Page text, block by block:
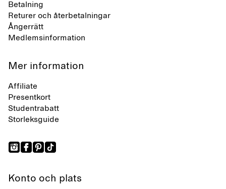
Betalning
Returer och återbetalningar
Ångerrätt
Medlemsinformation
Mer information
Affiliate
Presentkort
Studentrabatt
Storleksguide
Konto och plats